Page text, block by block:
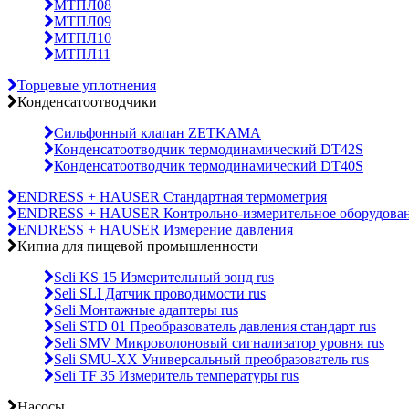
МТПЛ08
МТПЛ09
МТПЛ10
МТПЛ11
Торцевые уплотнения
Конденсатоотводчики
Сильфонный клапан ZETKAMA
Конденсатоотводчик термодинамический DT42S
Конденсатоотводчик термодинамический DT40S
ENDRESS + HAUSER Стандартная термометрия
ENDRESS + HAUSER Контрольно-измерительное
ENDRESS + HAUSER Измерение давления
Кипиа для пищевой промышленности
Seli KS 15 Измерительный зонд rus
Seli SLI Датчик проводимости rus
Seli Монтажные адаптеры rus
Seli STD 01 Преобразователь давления стандарт rus
Seli SMV Микроволоновый сигнализатор уровня rus
Seli SMU-ХХ Универсальный преобразователь rus
Seli TF 35 Измеритель температуры rus